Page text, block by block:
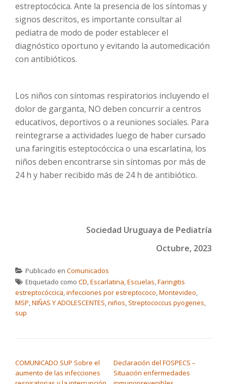
estreptocócica. Ante la presencia de los síntomas y
signos descritos, es importante consultar al
pediatra de modo de poder establecer el
diagnóstico oportuno y evitando la automedicación
con antibióticos.
Los niños con síntomas respiratorios incluyendo el
dolor de garganta, NO deben concurrir a centros
educativos, deportivos o a reuniones sociales. Para
reintegrarse a actividades luego de haber cursado
una faringitis esteptocóccica o una escarlatina, los
niños deben encontrarse sin síntomas por más de
24 h y haber recibido más de 24 h de antibiótico.
Sociedad Uruguaya de Pediatría
Octubre, 2023
Publicado en Comunicados
Etiquetado como CD,Escarlatina,Escuelas,Faringitis
estreptocóccica,infecciones por estreptococo,Montevideo,
MSP,NIÑAS Y ADOLESCENTES,niños, Streptococcus pyogenes,
sup
COMUNICADO SUP Sobre el
aumento de las infecciones
Declaración del FOSPECS –
Situación enfermedades